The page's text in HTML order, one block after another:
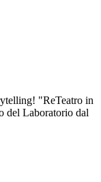
"ReTeatro in
del Laboratorio dal